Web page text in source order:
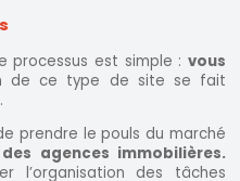
processus est simple : vous
de ce type de site se fait
prendre le pouls du marché
agences immobilières.
l’organisation des tâches